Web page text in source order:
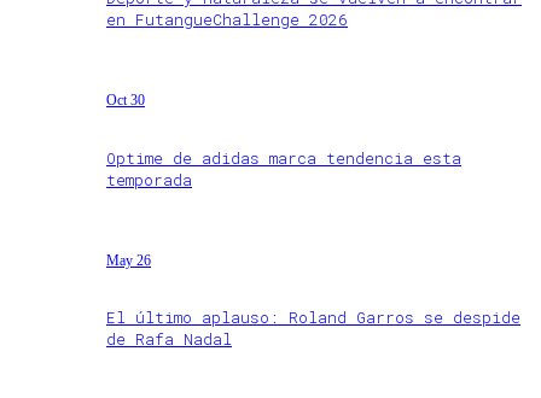
en FutangueChallenge 2026
Oct 30
Optime de adidas marca tendencia esta
temporada
May 26
El último aplauso: Roland Garros se despide
de Rafa Nadal